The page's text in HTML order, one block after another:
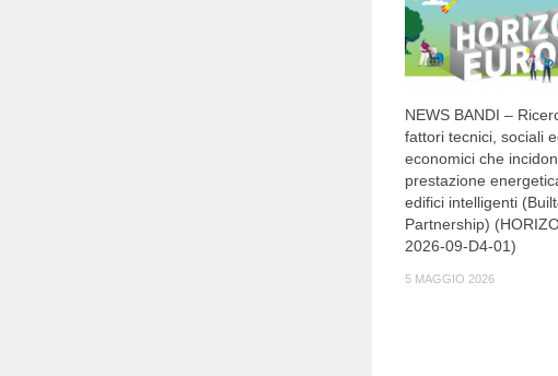
NEWS BANDI –
fattori tecnici, sociali
economici che
prestazione
edifici intelligenti
Partnership)
2026-09-D4-01)
5 MAGGIO 2026